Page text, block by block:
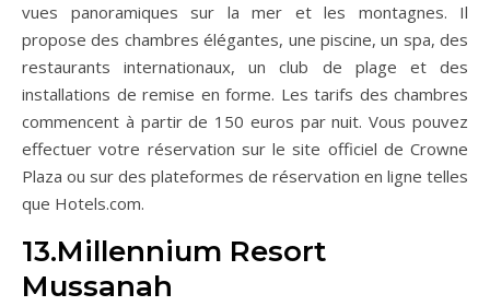
vues panoramiques sur la mer et les montagnes. Il
propose des chambres élégantes, une piscine, un spa, des
restaurants internationaux, un club de plage et des
installations de remise en forme. Les tarifs des chambres
commencent à partir de 150 euros par nuit. Vous pouvez
effectuer votre réservation sur le site officiel de Crowne
Plaza ou sur des plateformes de réservation en ligne telles
que Hotels.com.
13.Millennium Resort
Mussanah